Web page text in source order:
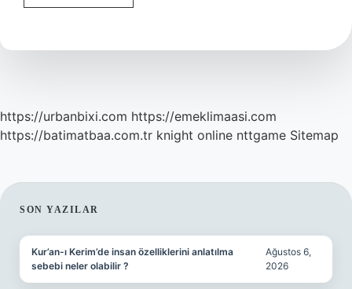
Yiyen
Sularda
https://urbanbixi.com https://emeklimaasi.com
https://batimatbaa.com.tr knight online nttgame Sitemap
SIDEBAR
SON YAZILAR
Kur’an-ı Kerim’de insan özelliklerini anlatılma
sebebi neler olabilir ?
Ağustos 6,
2026